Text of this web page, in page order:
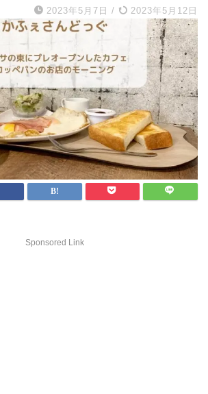
2023年5月7日 / 2023年5月12日
Sponsored Link